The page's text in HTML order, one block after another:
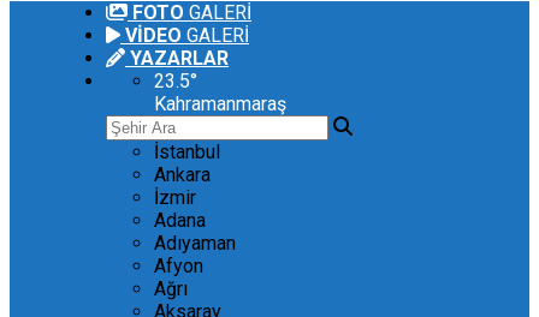
FOTO GALERİ
VİDEO GALERİ
YAZARLAR
23.5°
Kahramanmaraş
İstanbul
Ankara
İzmir
Adana
Adıyaman
Afyon
Ağrı
Aksaray